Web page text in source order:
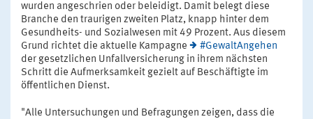
wurden angeschrien oder beleidigt. Damit belegt diese
Branche den traurigen zweiten Platz, knapp hinter dem
Gesundheits- und Sozialwesen mit 49 Prozent. Aus diesem
Grund richtet die aktuelle Kampagne
#GewaltAngehen
der gesetzlichen Unfallversicherung in ihrem nächsten
Schritt die Aufmerksamkeit gezielt auf Beschäftigte im
öffentlichen Dienst.
"Alle Untersuchungen und Befragungen zeigen, dass die